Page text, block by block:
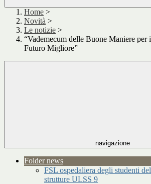
Home >
Novità >
Le notizie >
“Vademecum delle Buone Maniere per
Futuro Migliore”
navigazione
Folder news
FSL ospedaliera degli studenti
strutture ULSS 9